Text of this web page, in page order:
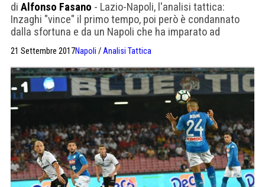
di Alfonso Fasano - Lazio-Napoli, l'analisi tattica:
Inzaghi "vince" il primo tempo, poi però è condannato
dalla sfortuna e da un Napoli che ha imparato ad
aspettare.
21 Settembre 2017Napoli /Analisi Tattica